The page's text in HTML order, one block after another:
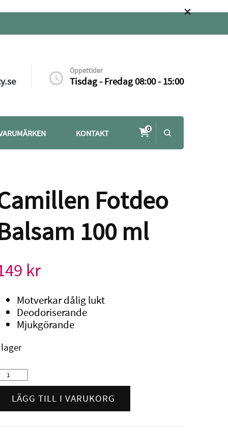
Öppettider
Tisdag - Fredag 08:00 - 15:00
KONTAKT 0
Fotdeo
100 ml
kr
Motverkar dålig lukt
Deodoriserande
Mjukgörande
LÄGG TILL I VARUKORG